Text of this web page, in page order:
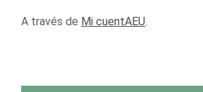
A través de Mi cuentAEU.